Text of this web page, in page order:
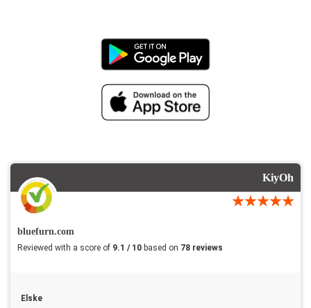
KiyOh
bluefurn.com
Reviewed with a score of 9.1 / 10 based on 78 reviews
Elske